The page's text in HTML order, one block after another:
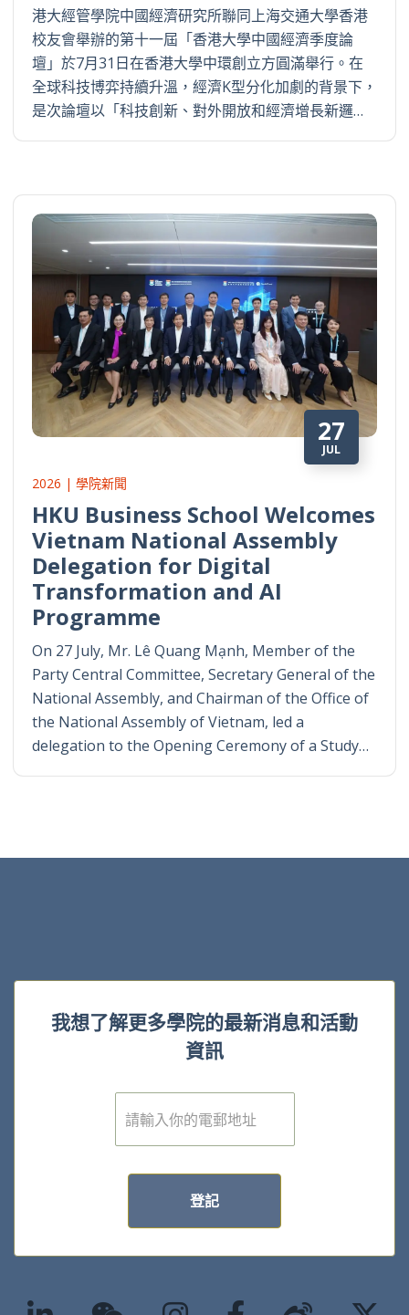
港大經管學院中國經濟研究所聯同上海交通大學香港
校友會舉辦的第十一屆「香港大學中國經濟季度論
壇」於7月31日在香港大學中環創立方圓滿舉行。在
全球科技博弈持續升溫，經濟K型分化加劇的背景下，
是次論壇以「科技創新、對外開放和經濟增長新邏…
27
JUL
2026 | 學院新聞
HKU Business School Welcomes
Vietnam National Assembly
Delegation for Digital
Transformation and AI
Programme
On 27 July, Mr. Lê Quang Mạnh, Member of the
Party Central Committee, Secretary General of the
National Assembly, and Chairman of the Office of
the National Assembly of Vietnam, led a
delegation to the Opening Ceremony of a Study…
我想了解更多學院的最新消息和活動
資訊
電
子
登記